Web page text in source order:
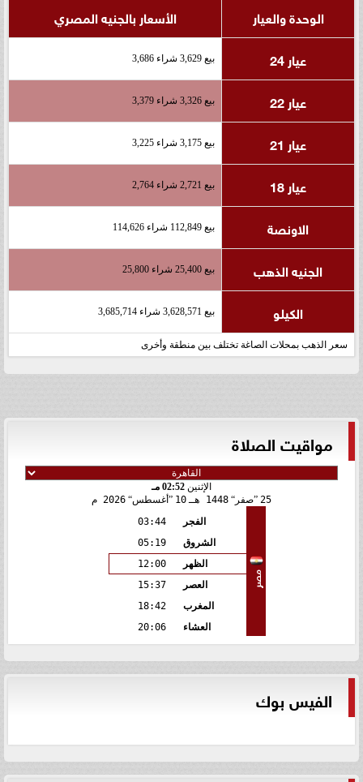
الوحدة والعيار
الأسعار بالجنيه المصري
عيار 24
بيع 3,629 شراء 3,686
عيار 22 بيع 3,326 شراء 3,379
عيار 21 بيع 3,175 شراء 3,225
عيار 18 بيع 2,721 شراء 2,764
الاونصة بيع 112,849 شراء 114,626
الجنيه الذهب بيع 25,400 شراء 25,800
الكيلو بيع 3,628,571 شراء 3,685,714
سعر الذهب بمحلات الصاغة تختلف بين منطقة وأخرى
مواقيت الصلاة
الإثنين 02:52 مـ
25 صفر 1448 هـ 10 أغسطس 2026 م
مصر
الفجر
03:44
الشروق
05:19
الظهر
12:00
العصر
15:37
المغرب
18:42
العشاء
20:06
الفيس بوك